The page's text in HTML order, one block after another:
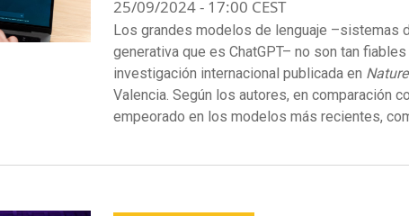
25/09/2024 - 17:00 CEST
Los grandes modelos de lenguaje –sistemas
generativa que es ChatGPT– no son tan
investigación internacional publicada en Nature
Valencia. Según los autores, en comparación
empeorado en los modelos más recientes,